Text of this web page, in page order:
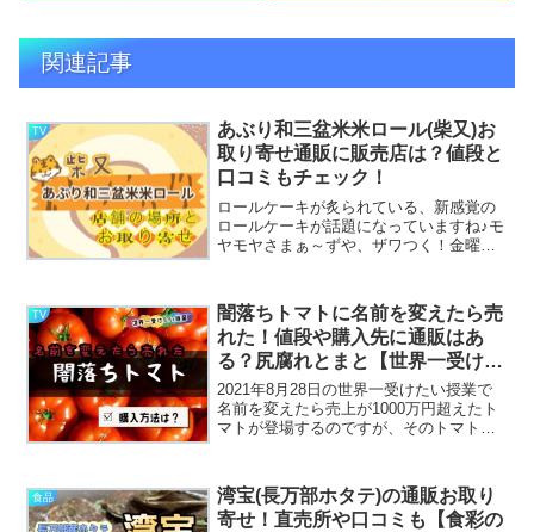
関連記事
TV
あぶり和三盆米米ロール(柴又)お
取り寄せ通販に販売店は？値段と
口コミもチェック！
ロールケーキが炙られている、新感覚の
ロールケーキが話題になっていますね♪モ
ヤモヤさまぁ～ずや、ザワつく！金曜日
がどんなロールケーキなのか？販売店に
お取り寄せ情報にお値段...
TV
闇落ちトマトに名前を変えたら売
れた！値段や購入先に通販はあ
る？尻腐れとまと【世界一受けた
い授業
2021年8月28日の世界一受けたい授業で
名前を変えたら売上が1000万円超えたト
マトが登場するのですが、そのトマトが
が悪く感じられ売れずに廃棄することが
多かったそうで...
食品
湾宝(長万部ホタテ)の通販お取り
寄せ！直売所や口コミも【食彩の